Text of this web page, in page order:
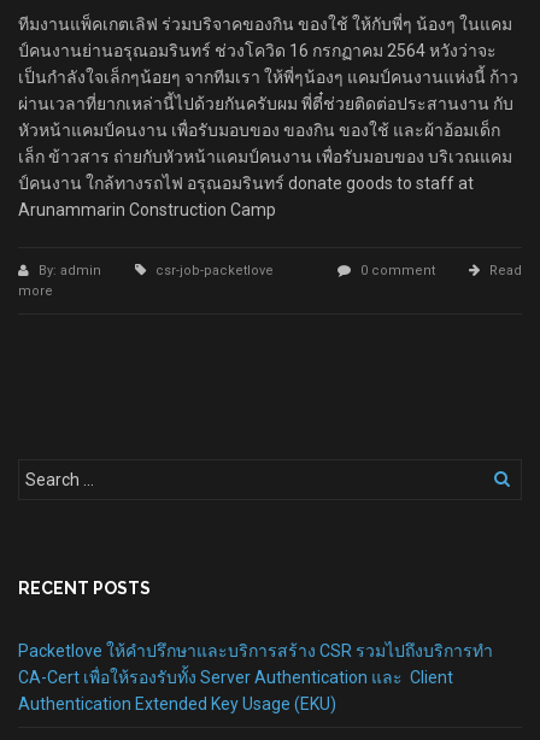
ทีมงานแพ็คเกตเลิฟ ร่วมบริจาคของกิน ของใช้ ให้กับพี่ๆ น้องๆ ในแคม
ป์คนงานย่านอรุณอมรินทร์ ช่วงโควิด 16 กรกฏาคม 2564 หวังว่าจะ
เป็นกำลังใจเล็กๆน้อยๆ จากทีมเรา ให้พี่ๆน้องๆ แคมป์คนงานแห่งนี้ ก้าว
ผ่านเวลาที่ยากเหล่านี้ไปด้วยกันครับผม พี่ตี๋ช่วยติดต่อประสานงาน กับ
หัวหน้าแคมป์คนงาน เพื่อรับมอบของ ของกิน ของใช้ และผ้าอ้อมเด็ก
เล็ก ข้าวสาร ถ่ายกับหัวหน้าแคมป์คนงาน เพื่อรับมอบของ บริเวณแคม
ป์คนงาน ใกล้ทางรถไฟ อรุณอมรินทร์ donate goods to staff at
Arunammarin Construction Camp
By: admin csr-job-packetlove 0 comment
Read
more
RECENT POSTS
Packetlove ให้คำปรึกษาและบริการสร้าง CSR รวมไปถึงบริการทำ
CA-Cert เพื่อให้รองรับทั้ง Server Authentication และ Client
Authentication Extended Key Usage (EKU)